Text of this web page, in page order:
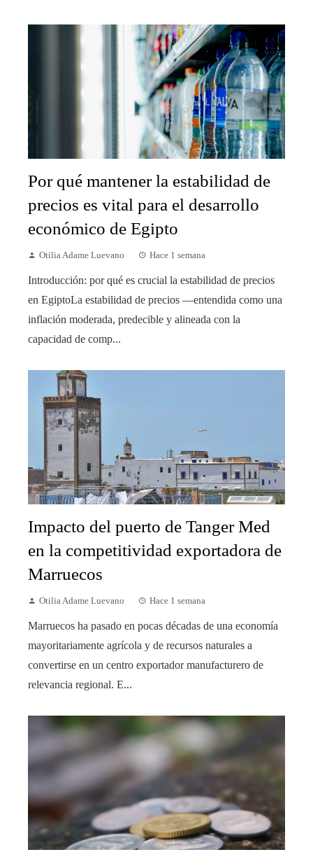
Por qué mantener la estabilidad de
precios es vital para el desarrollo
económico de Egipto
Otilia Adame Luevano Hace 1 semana
Introducción: por qué es crucial la estabilidad de precios
en EgiptoLa estabilidad de precios —entendida como una
inflación moderada, predecible y alineada con la
capacidad de comp...
Impacto del puerto de Tanger Med
en la competitividad exportadora de
Marruecos
Otilia Adame Luevano Hace 1 semana
Marruecos ha pasado en pocas décadas de una economía
mayoritariamente agrícola y de recursos naturales a
convertirse en un centro exportador manufacturero de
relevancia regional. E...